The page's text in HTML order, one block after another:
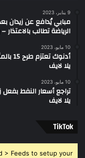
9 يناير، 2023
مبابي يُدافع عن زيدان
الرياضة تطالب بالاعتذار
10 مايو، 2023
يلا لايف
10 مايو، 2023
تراجع أسعار النفط
يلا لايف
‫TikTok
> Feeds to setup your